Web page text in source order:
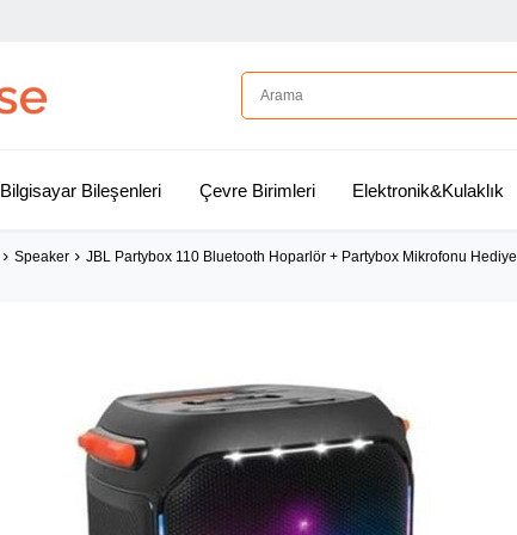
Bilgisayar Bileşenleri Çevre Birimleri Elektronik&Kulaklık
Speaker JBL Partybox 110 Bluetooth Hoparlör + Partybox Mikrofonu Hediye